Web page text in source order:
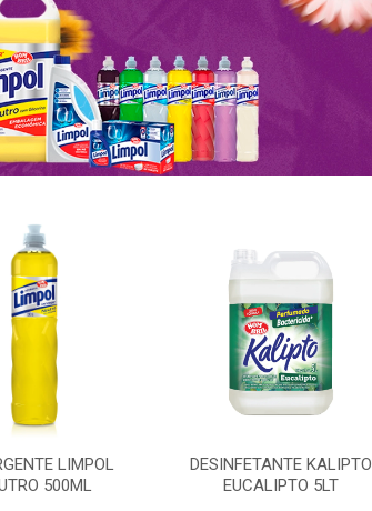
LIMPOL
500ML
DESINFETANTE KALIPTO
EUCALIPTO 5LT